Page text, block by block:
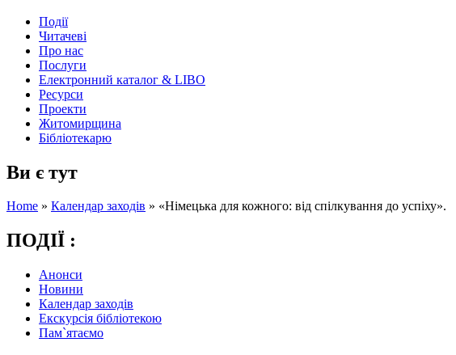
Події
Читачеві
Про нас
Послуги
Електронний каталог & LIBO
Ресурси
Проекти
Житомирщина
Бібліотекарю
Ви є тут
Home » Календар заходів » «Німецька для кожного: від спілкування до успіху».
ПОДІЇ :
Анонси
Новини
Календар заходів
Екскурсія бібліотекою
Пам`ятаємо